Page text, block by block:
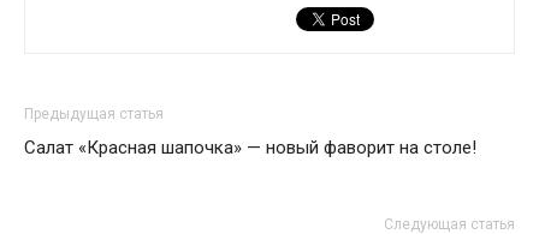
Предыдущая статья
Салат «Красная шапочка» — новый фаворит на столе!
Следующая статья